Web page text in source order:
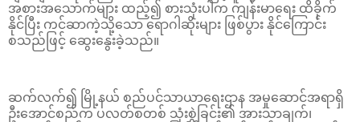
အစားအသောက်များ ထည့်၍ စားသုံးပါက ကျန်းမာရေး ထိခိုက်
နိုင်ပြီး ကင်ဆာကဲ့သို့သော ရောဂါဆိုးများ ဖြစ်ပွား နိုင်ကြောင်း
စသည်ဖြင့် ဆွေးနွေးခဲ့သည်။
ဆက်လက်၍ မြို့နယ် စည်ပင်သာယာရေးဌာန အမှုဆောင်အရာရှိ
ဦးအောင်စည်က ပလတ်စတစ် သုံးစွဲခြင်း၏ အားသာချက်၊